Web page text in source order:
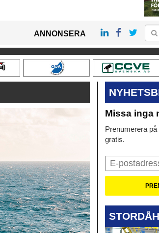
ANNONSERA
Missa inga
Prenumerera
gratis.